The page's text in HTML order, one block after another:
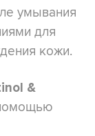
умывания
для
кожи.
&